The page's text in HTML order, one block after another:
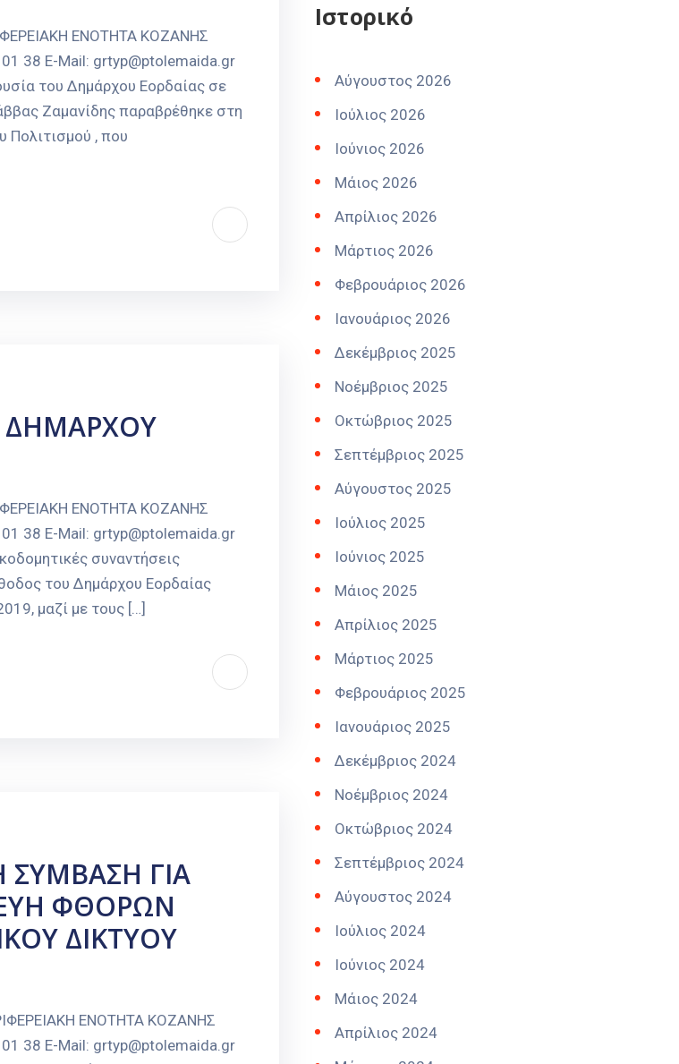
ΕΝΟΤΗΤΑ ΚΟΖΑΝΗΣ
38 E-Mail: grtyp@ptolemaida.gr
του Δημάρχου Εορδαίας σε
Ζαμανίδης παραβρέθηκε στη
Πολιτισμού , που
ΔΗΜΑΡΧΟΥ
ΕΝΟΤΗΤΑ ΚΟΖΑΝΗΣ
38 E-Mail: grtyp@ptolemaida.gr
συναντήσεις
του Δημάρχου Εορδαίας
μαζί με τους […]
ΓΙΑ
ΦΘΟΡΩΝ
ΔΙΚΤΥΟΥ
ΕΝΟΤΗΤΑ ΚΟΖΑΝΗΣ
38 E-Mail: grtyp@ptolemaida.gr
Ιστορικό
Αύγουστος 2026
Ιούλιος 2026
Ιούνιος 2026
Μάιος 2026
Απρίλιος 2026
Μάρτιος 2026
Φεβρουάριος 2026
Ιανουάριος 2026
Δεκέμβριος 2025
Νοέμβριος 2025
Οκτώβριος 2025
Σεπτέμβριος 2025
Αύγουστος 2025
Ιούλιος 2025
Ιούνιος 2025
Μάιος 2025
Απρίλιος 2025
Μάρτιος 2025
Φεβρουάριος 2025
Ιανουάριος 2025
Δεκέμβριος 2024
Νοέμβριος 2024
Οκτώβριος 2024
Σεπτέμβριος 2024
Αύγουστος 2024
Ιούλιος 2024
Ιούνιος 2024
Μάιος 2024
Απρίλιος 2024